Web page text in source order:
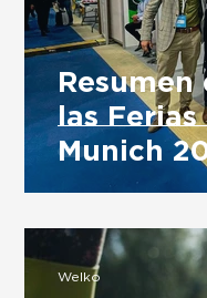
Resumen
las Ferias
Munich
Welko